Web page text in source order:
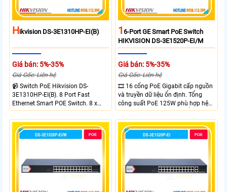
HIkvision DS-3E1310HP-EI(B)
Giá bán: 5%-35%
Giá Gốc: Liên hệ
📹 Switch PoE Hikvision DS-
3E1310HP-EI(B). 8 Port Fast
Ethernet Smart POE Switch. 8 x
10/100M PoE Ports, 2 x Gigabit
Uplink Ports.
16-Port GE Smart PoE Switch
HIKVISION DS-3E1520P-EI/M
Giá bán: 5%-35%
Giá Gốc: Liên hệ
🎞 16 cổng PoE Gigabit cấp nguồn
và truyền dữ liệu ổn định. Tổng
công suất PoE 125W phù hợp hệ
thống camera IP vừa. 2 cổng RJ45
Gigabit và 2 cổng quang SFP mở
rộng linh hoạt. Hỗ trợ truyền PoE
xa tối đa lên đến 300 mét.